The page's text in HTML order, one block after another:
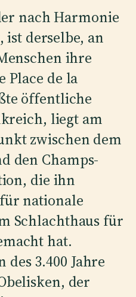
nach Harmonie
ist derselbe, an
ihre
Place de la
öffentliche
liegt am
zwischen dem
den Champs-
die ihn
nationale
Schlachthaus für
hat.
des 3.400 Jahre
der